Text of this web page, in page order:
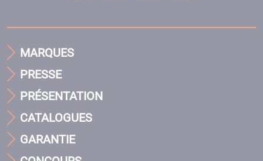
MARQUES
PRESSE
PRÉSENTATION
CATALOGUES
GARANTIE